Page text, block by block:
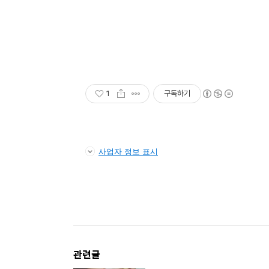
1 구독하기
사업자 정보 표시
관련글